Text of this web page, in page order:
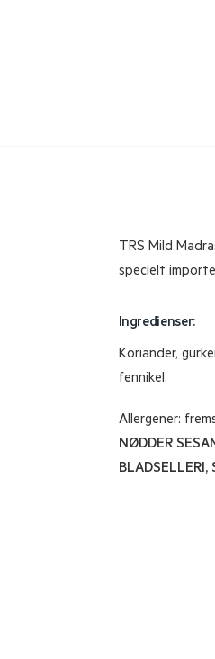
TRS Mild
specielt
Ingredienser:
Koriander,
fennikel.
Allergener:
NØDDER
BLADSELLERI,